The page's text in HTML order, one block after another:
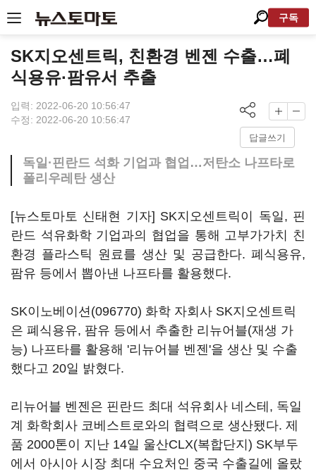
구독
SK지오센트릭, 친환경 벤젠 수출…폐
식용유·팜유서 추출
입력: 2022-06-20 10:56:47
수정: 2022-06-20 10:56:47
답글쓰기
독일·핀란드 석화 기업과 협업…저탄소 나프타로
폴리우레탄 생산
[뉴스토마토 신태현 기자] SK지오센트릭이 독일, 핀
란드 석유화학 기업과의 협업을 통해 고부가가치 친
환경 플라스틱 원료를 생산 및 공급한다. 폐식용유,
팜유 등에서 뽑아낸 나프타를 활용했다.
SK이노베이션(096770) 화학 자회사 SK지오센트릭
은 폐식용유, 팜유 등에서 추출한 리뉴어블(재생 가
능) 나프타를 활용해 '리뉴어블 벤젠'을 생산 및 수출
했다고 20일 밝혔다.
리뉴어블 벤젠은 핀란드 최대 석유회사 네스테, 독일
계 화학회사 코베스트로와의 협력으로 생산됐다. 제
품 2000톤이 지난 14일 울산CLX(복합단지) SK부두
에서 아시아 시장 최대 수요처인 중국 수출길에 올랐